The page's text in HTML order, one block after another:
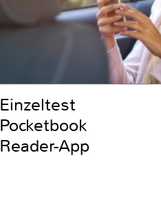
Einzeltest
Pocketbook
Reader-App